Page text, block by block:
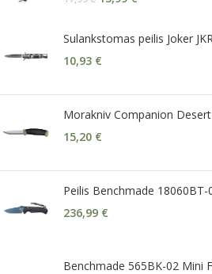
Sulankstomas peilis Joker
10,93 €
Morakniv Companion Desert
15,20 €
Peilis Benchmade 18060BT-
236,99 €
Benchmade 565BK-02 Mini